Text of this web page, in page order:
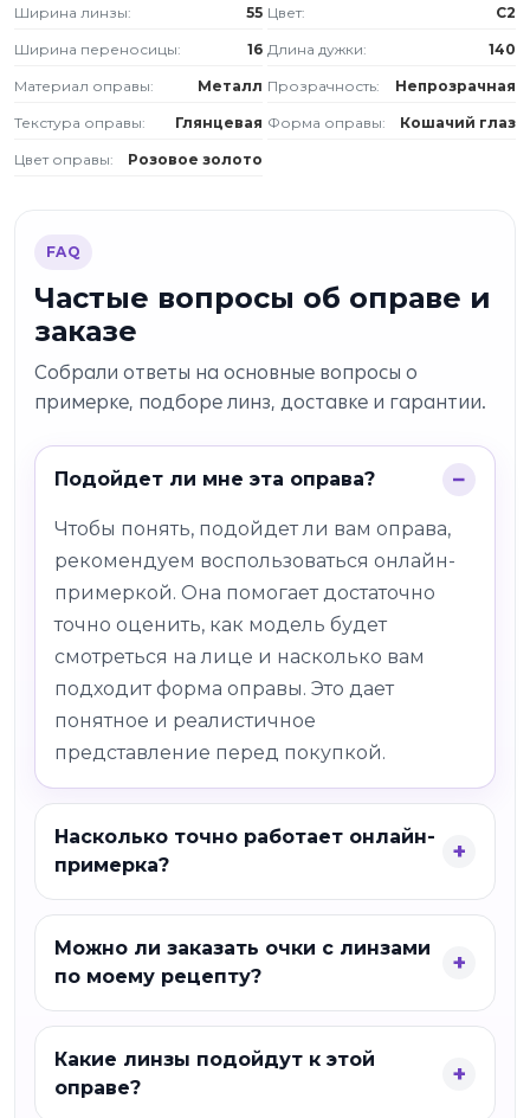
Ширина линзы: 55 Цвет: C2
Ширина переносицы: 16 Длина дужки: 140
Материал оправы: Металл Прозрачность: Непрозрачная
Текстура оправы: Глянцевая Форма оправы: Кошачий глаз
Цвет оправы: Розовое золото
FAQ
Частые вопросы об оправе и
заказе
Собрали ответы на основные вопросы о
примерке, подборе линз, доставке и гарантии.
Подойдет ли мне эта оправа?
Чтобы понять, подойдет ли вам оправа,
рекомендуем воспользоваться онлайн-
примеркой. Она помогает достаточно
точно оценить, как модель будет
смотреться на лице и насколько вам
подходит форма оправы. Это дает
понятное и реалистичное
представление перед покупкой.
Насколько точно работает онлайн-
примерка?
Можно ли заказать очки с линзами
по моему рецепту?
Какие линзы подойдут к этой
оправе?